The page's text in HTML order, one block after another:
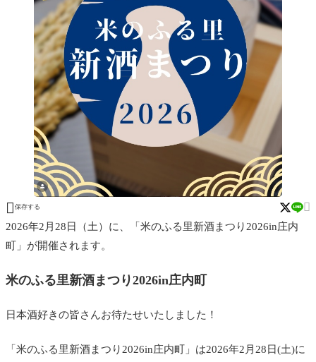
 保存する 
2026年2月28日（土）に、「米のふる里新酒まつり2026in庄内
町」が開催されます。
米のふる里新酒まつり2026in庄内町
日本酒好きの皆さんお待たせいたしました！
「米のふる里新酒まつり2026in庄内町」は2026年2月28日(土)に